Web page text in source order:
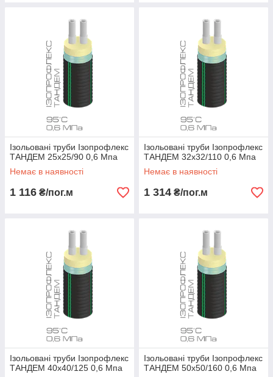
Ізольовані труби Ізопрофлекс
ТАНДЕМ 25х25/90 0,6 Мпа
Немає в наявності
1 116 ₴/пог.м
Ізольовані труби Ізопрофлекс
ТАНДЕМ 32х32/110 0,6 Мпа
Немає в наявності
1 314 ₴/пог.м
Ізольовані труби Ізопрофлекс
ТАНДЕМ 40х40/125 0,6 Мпа
Ізольовані труби Ізопрофлекс
ТАНДЕМ 50х50/160 0,6 Мпа